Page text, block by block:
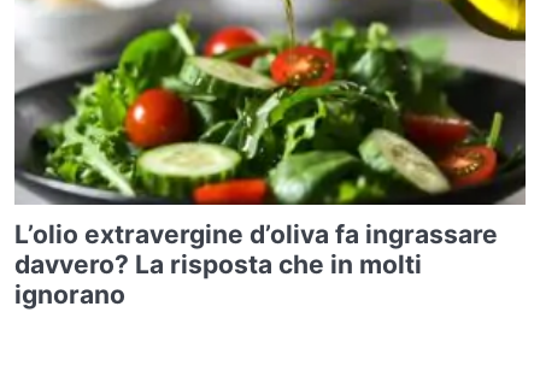
L’olio extravergine d’oliva fa ingrassare
davvero? La risposta che in molti
ignorano